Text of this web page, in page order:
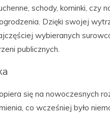
schody, kominki, czy
Dzięki swojej
wybieranych
publicznych.
się na nowoczesnych
co wcześniej było